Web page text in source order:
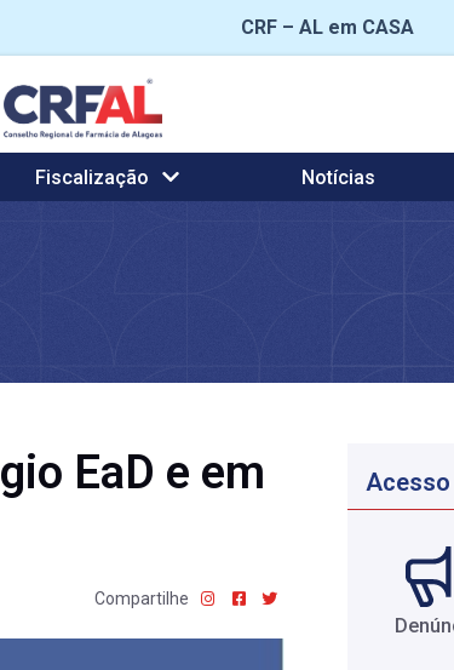
CRF – AL em CASA
Fiscalização Notícias
EaD e em
Compartilhe
Acesso